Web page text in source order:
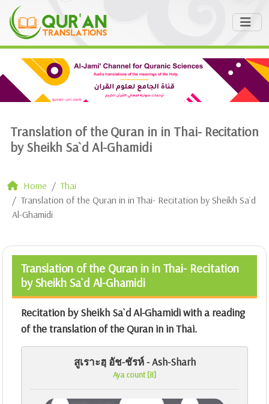
Translation of the Quran in in Thai- Recitation
by Sheikh Sa`d Al-Ghamidi
Home
Thai
Translation of the Quran in in Thai- Recitation by Sheikh Sa`d
Al-Ghamidi
Translation of the Quran in in Thai- Recitation
by Sheikh Sa`d Al-Ghamidi
Recitation by Sheikh Sa`d Al-Ghamidi with a reading
of the translation of the Quran in in Thai.
สูเราะฮฺ อัช-ชัรห์ - Ash-Sharh
Aya count [8]